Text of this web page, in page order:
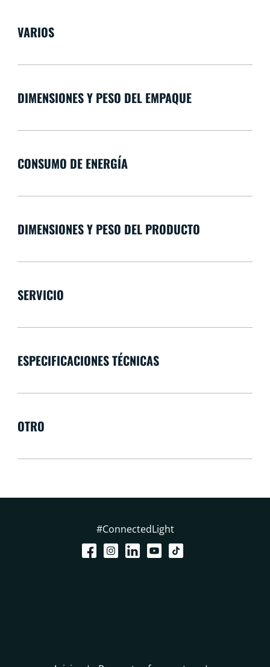
VARIOS
DIMENSIONES Y PESO DEL EMPAQUE
CONSUMO DE ENERGÍA
DIMENSIONES Y PESO DEL PRODUCTO
SERVICIO
ESPECIFICACIONES TÉCNICAS
OTRO
#ConnectedLight